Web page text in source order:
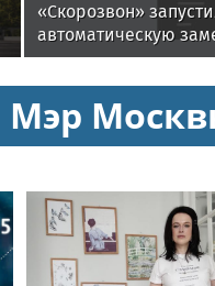
«Скорозвон»
автоматическую
номеров при
контактности
Мэр